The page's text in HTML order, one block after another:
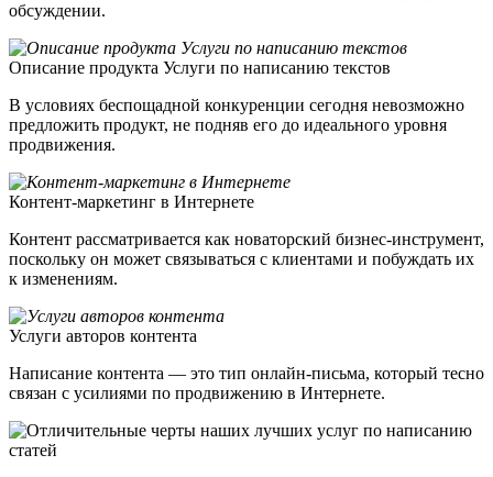
обсуждении.
Описание продукта Услуги по написанию текстов
В условиях беспощадной конкуренции сегодня невозможно
предложить продукт, не подняв его до идеального уровня
продвижения.
Контент-маркетинг в Интернете
Контент рассматривается как новаторский бизнес-инструмент,
поскольку он может связываться с клиентами и побуждать их
к изменениям.
Услуги авторов контента
Написание контента — это тип онлайн-письма, который тесно
связан с усилиями по продвижению в Интернете.